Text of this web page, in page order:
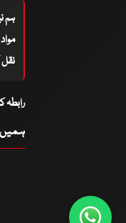
ہم
نقل
رابطہ
ہمیں